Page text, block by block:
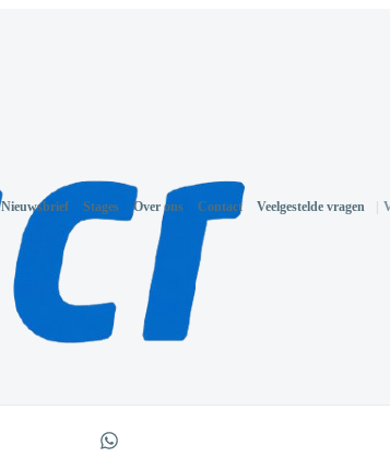
Nieuwsbrief Stages Over ons Contact Veelgestelde vragen |